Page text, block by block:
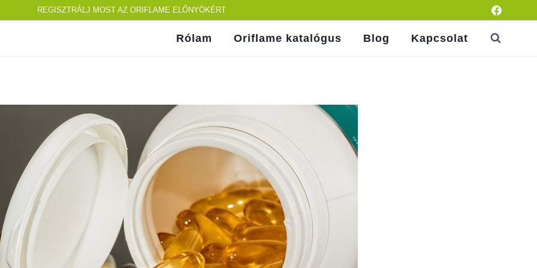
REGISZTRÁLJ MOST AZ ORIFLAME ELŐNYÖKÉRT
Rólam Oriflame katalógus Blog Kapcsolat